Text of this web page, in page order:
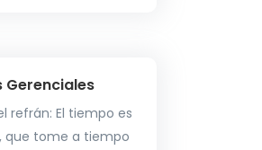
Gerenciales
refrán: El tiempo es
que tome a tiempo